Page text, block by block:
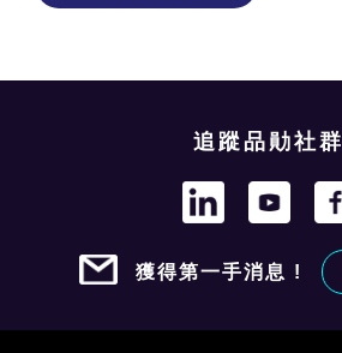
追蹤品勛社群
獲得第一手消息 !